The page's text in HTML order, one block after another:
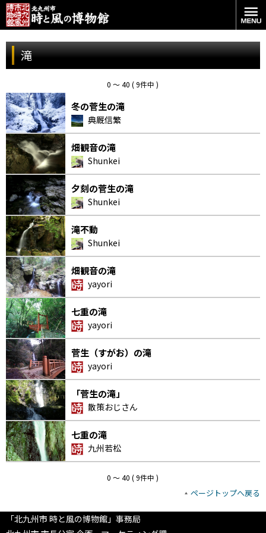
滝
0 〜 40 ( 9件中 )
冬の菅生の滝
典厩信繁
畑観音の滝
Shunkei
夕刻の菅生の滝
Shunkei
滝不動
Shunkei
畑観音の滝
yayori
七重の滝
yayori
菅生（すがお）の滝
yayori
「菅生の滝」
散策おじさん
七重の滝
九州若松
0 〜 40 ( 9件中 )
ページトップへ戻る
「北九州市 時と風の博物館」事務局